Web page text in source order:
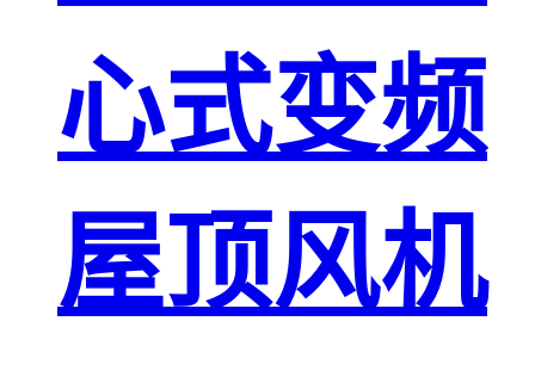
心式变频
屋顶风机